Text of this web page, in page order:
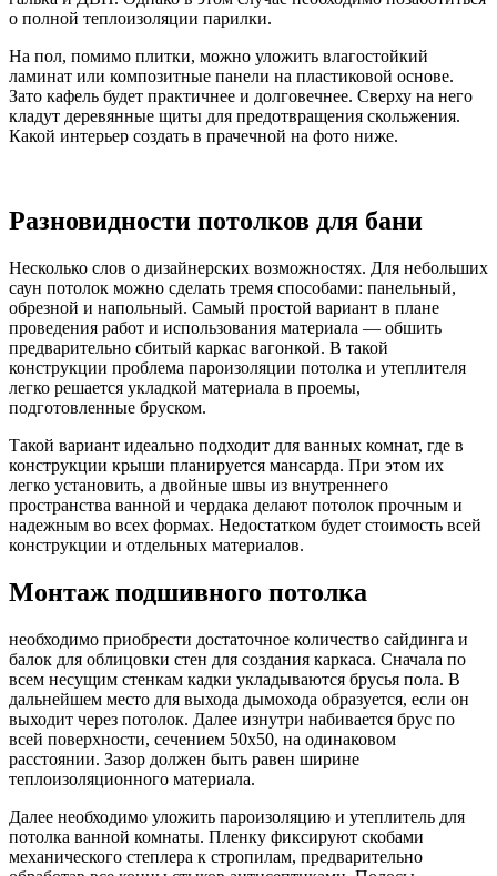
о полной теплоизоляции парилки.
На пол, помимо плитки, можно уложить влагостойкий
ламинат или композитные панели на пластиковой основе.
Зато кафель будет практичнее и долговечнее. Сверху на него
кладут деревянные щиты для предотвращения скольжения.
Какой интерьер создать в прачечной на фото ниже.
Разновидности потолков для бани
Несколько слов о дизайнерских возможностях. Для небольших
саун потолок можно сделать тремя способами: панельный,
обрезной и напольный. Самый простой вариант в плане
проведения работ и использования материала — обшить
предварительно сбитый каркас вагонкой. В такой
конструкции проблема пароизоляции потолка и утеплителя
легко решается укладкой материала в проемы,
подготовленные бруском.
Такой вариант идеально подходит для ванных комнат, где в
конструкции крыши планируется мансарда. При этом их
легко установить, а двойные швы из внутреннего
пространства ванной и чердака делают потолок прочным и
надежным во всех формах. Недостатком будет стоимость всей
конструкции и отдельных материалов.
Монтаж подшивного потолка
необходимо приобрести достаточное количество сайдинга и
балок для облицовки стен для создания каркаса. Сначала по
всем несущим стенкам кадки укладываются брусья пола. В
дальнейшем место для выхода дымохода образуется, если он
выходит через потолок. Далее изнутри набивается брус по
всей поверхности, сечением 50х50, на одинаковом
расстоянии. Зазор должен быть равен ширине
теплоизоляционного материала.
Далее необходимо уложить пароизоляцию и утеплитель для
потолка ванной комнаты. Пленку фиксируют скобами
механического степлера к стропилам, предварительно